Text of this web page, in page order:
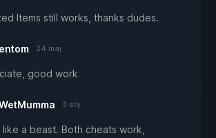
Items still works, thanks dudes.
24 maj
good work
3 sty
like a beast. Both cheats work,